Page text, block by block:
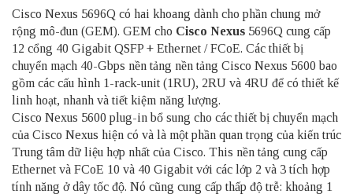
Cisco Nexus 5696Q có hai khoang dành cho phần chung mở
rộng mô-đun (GEM). GEM cho Cisco Nexus 5696Q cung cấp
12 cổng 40 Gigabit QSFP + Ethernet / FCoE. Các thiết bị
chuyển mạch 40-Gbps nền tảng nền tảng Cisco Nexus 5600 bao
gồm các cấu hình 1-rack-unit (1RU), 2RU và 4RU để có thiết kế
linh hoạt, nhanh và tiết kiệm năng lượng.
Cisco Nexus 5600 plug-in bổ sung cho các thiết bị chuyển mạch
của Cisco Nexus hiện có và là một phần quan trọng của kiến trúc
Trung tâm dữ liệu hợp nhất của Cisco. This nền tảng cung cấp
Ethernet và FCoE 10 và 40 Gigabit với các lớp 2 và 3 tích hợp
tính năng ở dây tốc độ. Nó cũng cung cấp thấp độ trễ: khoảng 1